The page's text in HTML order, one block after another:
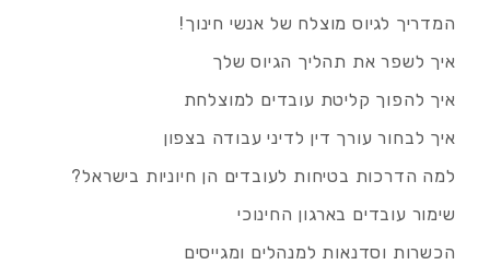
המדריך לגיוס מוצלח של אנשי חינוך!
איך לשפר את תהליך הגיוס שלך
איך להפוך קליטת עובדים למוצלחת
איך לבחור עורך דין לדיני עבודה בצפון
למה הדרכות בטיחות לעובדים הן חיוניות בישראל?
שימור עובדים בארגון החינוכי
הכשרות וסדנאות למנהלים ומגייסים